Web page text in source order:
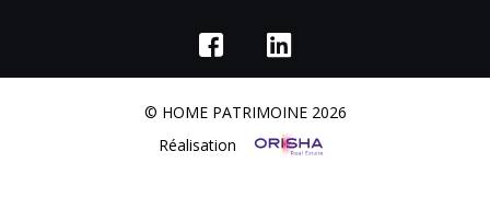
© HOME PATRIMOINE 2026
Réalisation